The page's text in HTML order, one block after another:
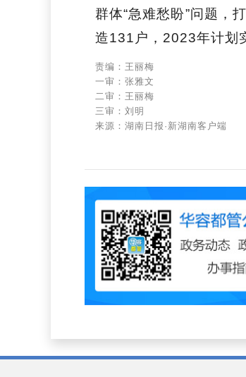
群体“急难愁盼”问题，
造131户，2023年计划
责编：王丽梅
一审：张雅文
二审：王丽梅
三审：刘明
来源：湖南日报·新湖南客户端